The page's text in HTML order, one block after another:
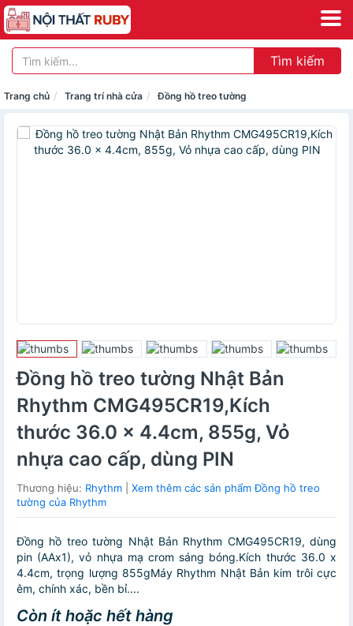
Tìm kiếm
Trang chủ Trang trí nhà cửa Đồng hồ treo tường
Đồng hồ treo tường Nhật Bản
Rhythm CMG495CR19,Kích
thước 36.0 x 4.4cm, 855g, Vỏ
nhựa cao cấp, dùng PIN
Thương hiệu: Rhythm
Xem thêm các sản phẩm Đồng hồ treo
tường của Rhythm
Đồng hồ treo tường Nhật Bản Rhythm CMG495CR19, dùng
pin (AAx1), vỏ nhựa mạ crom sáng bóng.Kích thước 36.0 x
4.4cm, trọng lượng 855gMáy Rhythm Nhật Bản kim trôi cực
êm, chính xác, bền bỉ....
Còn ít hoặc hết hàng